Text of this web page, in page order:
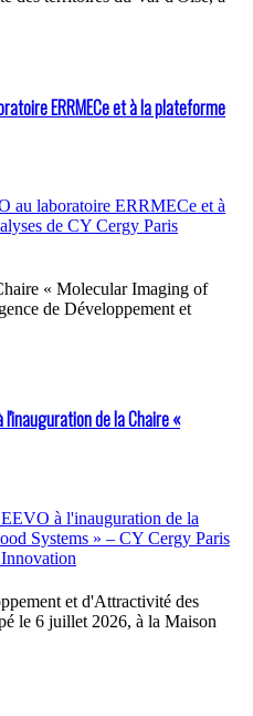
ERRMECe et à la plateforme
« Molecular Imaging of
de Développement et
l'inauguration de la Chaire «
et d'Attractivité des
le 6 juillet 2026, à la Maison